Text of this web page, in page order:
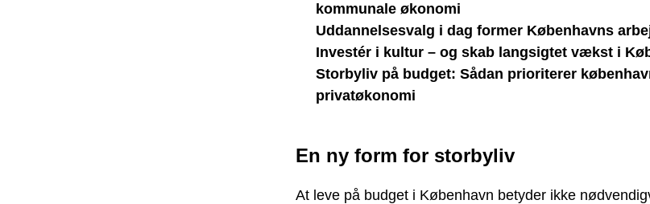
kommunale økonomi
Uddannelsesvalg i dag former Københavns
Investér i kultur – og skab langsigtet vækst i
Storbyliv på budget: Sådan prioriterer
privatøkonomi
En ny form for storbyliv
At leve på budget i København betyder ikke